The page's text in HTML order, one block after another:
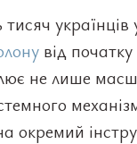
від
не лише
окремий